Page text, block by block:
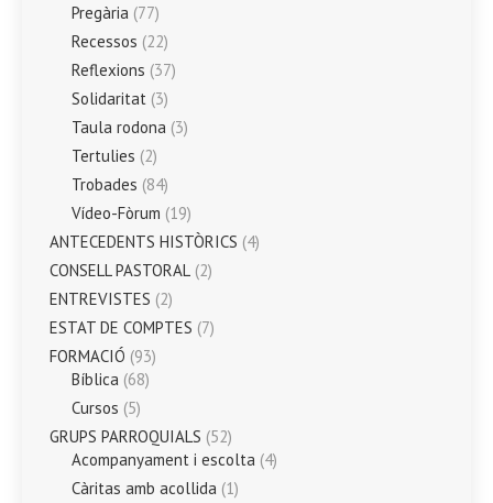
Pregària (77)
Recessos (22)
Reflexions (37)
Solidaritat (3)
Taula rodona (3)
Tertulies (2)
Trobades (84)
Vídeo-Fòrum (19)
ANTECEDENTS HISTÒRICS (4)
CONSELL PASTORAL (2)
ENTREVISTES (2)
ESTAT DE COMPTES (7)
FORMACIÓ (93)
Bíblica (68)
Cursos (5)
GRUPS PARROQUIALS (52)
Acompanyament i escolta (4)
Càritas amb acollida (1)